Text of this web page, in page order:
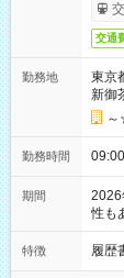
交通
勤務地
東京
新御
勤務時間
期間
性も
特徴 履歴